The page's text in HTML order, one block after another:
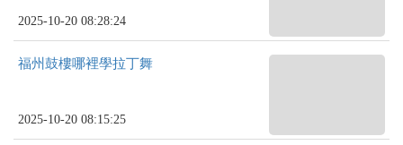
2025-10-20 08:28:24
福州鼓樓哪裡學拉丁舞
2025-10-20 08:15:25